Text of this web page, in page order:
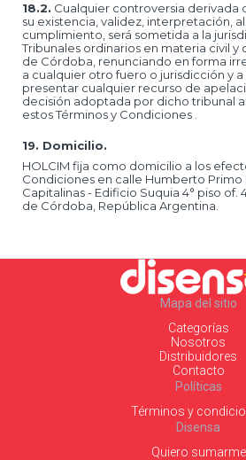
18.2. Cualquier controversia derivada
su existencia, validez, interpretación,
cumplimiento, será sometida a la
Tribunales ordinarios en materia civil
de Córdoba, renunciando en forma
a cualquier otro fuero o jurisdicción y
presentar cualquier recurso de
decisión adoptada por dicho tribunal
estos Términos y Condiciones .
19. Domicilio.
HOLCIM fija como domicilio a los
Condiciones en calle Humberto Primo
Capitalinas - Edificio Suquia 4° piso of.
de Córdoba, República Argentina.
Mapa del sitio
Categorías
Nosotros
Distribuidores
Contacto
Políticas
Términos y
Disensa
Quiero sumarme